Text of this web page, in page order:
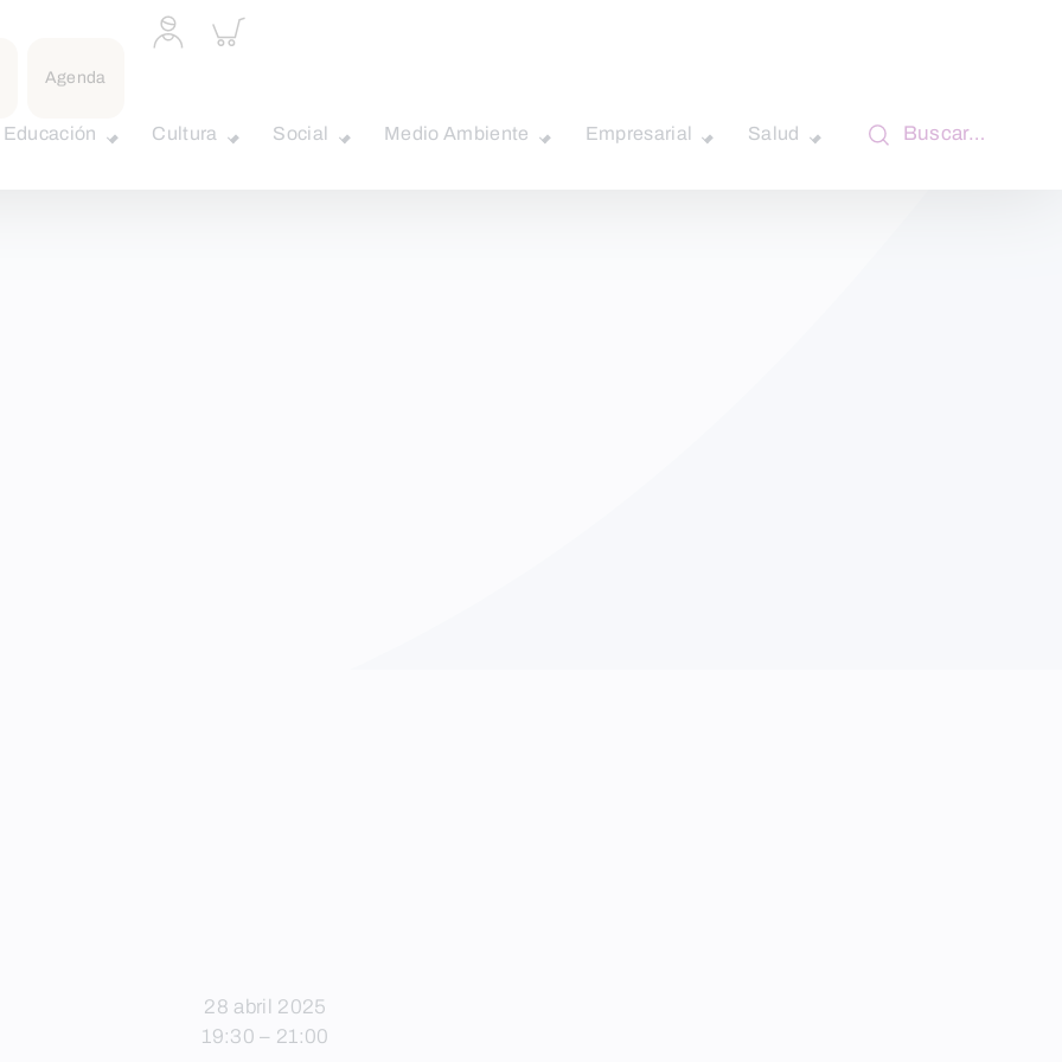
Agenda
Acceder
a
Inspeccionar
carrito
Educación Cultura Social Medio Ambiente Empresarial Salud Buscar…
28 abril 2025
19:30 – 21:00